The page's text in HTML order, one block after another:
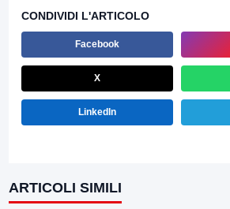
CONDIVIDI L'ARTICOLO
Facebook
X
LinkedIn
ARTICOLI SIMILI